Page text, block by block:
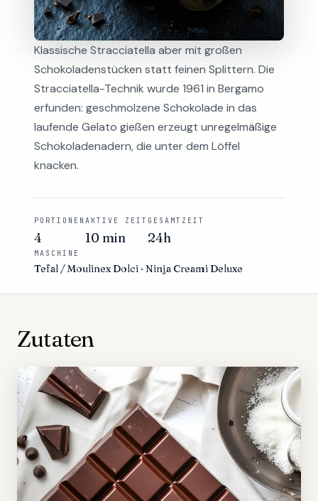
Klassische Stracciatella aber mit großen
Schokoladenstücken statt feinen Splittern. Die
Stracciatella-Technik wurde 1961 in Bergamo
erfunden: geschmolzene Schokolade in das
laufende Gelato gießen erzeugt unregelmäßige
Schokoladenadern, die unter dem Löffel
knacken.
PORTIONEN
4
AKTIVE ZEIT
10 min
GESAMTZEIT
24h
MASCHINE
Tefal / Moulinex Dolci · Ninja Creami Deluxe
Zutaten